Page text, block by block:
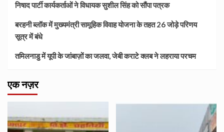
निषाद पार्टी कार्यकर्ताओं ने विधायक सुशील सिंह को सौंपा पत्रक
बरहनी ब्लॉक में मुख्यमंत्री सामूहिक विवाह योजना के तहत 26 जोड़े परिणय
सूत्र में बंधे
तमिलनाडु में यूपी के जांबाज़ों का जलवा, जेबी कराटे क्लब ने लहराया परचम
एक नज़र